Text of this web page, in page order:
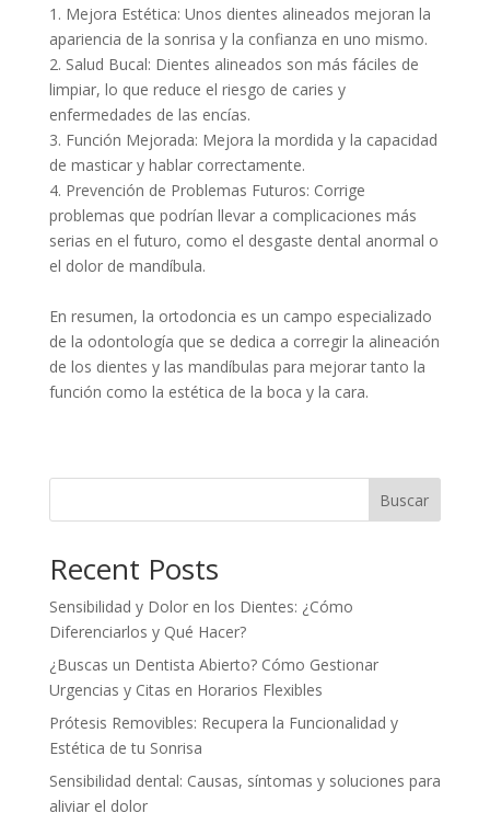
1. Mejora Estética: Unos dientes alineados mejoran la
apariencia de la sonrisa y la confianza en uno mismo.
2. Salud Bucal: Dientes alineados son más fáciles de
limpiar, lo que reduce el riesgo de caries y
enfermedades de las encías.
3. Función Mejorada: Mejora la mordida y la capacidad
de masticar y hablar correctamente.
4. Prevención de Problemas Futuros: Corrige
problemas que podrían llevar a complicaciones más
serias en el futuro, como el desgaste dental anormal o
el dolor de mandíbula.
En resumen, la ortodoncia es un campo especializado
de la odontología que se dedica a corregir la alineación
de los dientes y las mandíbulas para mejorar tanto la
función como la estética de la boca y la cara.
Buscar
Recent Posts
Sensibilidad y Dolor en los Dientes: ¿Cómo
Diferenciarlos y Qué Hacer?
¿Buscas un Dentista Abierto? Cómo Gestionar
Urgencias y Citas en Horarios Flexibles
Prótesis Removibles: Recupera la Funcionalidad y
Estética de tu Sonrisa
Sensibilidad dental: Causas, síntomas y soluciones para
aliviar el dolor